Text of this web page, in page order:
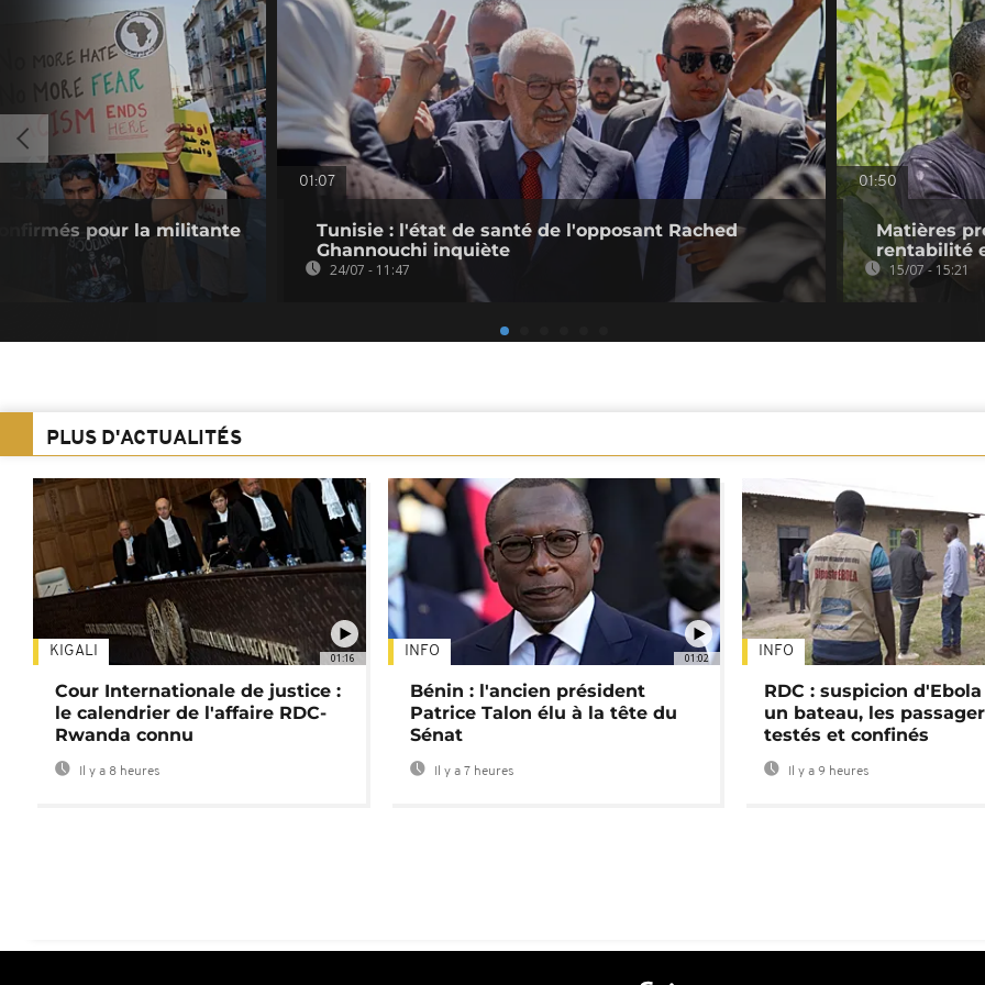
pour la militante
01:07
Tunisie : l'état de santé de l'opposant Rached
Ghannouchi inquiète
24/07 - 11:47
01:50
Matières
rentabilité
15/07 - 15:21
PLUS D'ACTUALITÉS
01:16
KIGALI
Cour Internationale de justice :
le calendrier de l'affaire RDC-
Rwanda connu
Il y a 8 heures
01:02
INFO
Bénin : l'ancien président
Patrice Talon élu à la tête du
Sénat
Il y a 7 heures
INFO
RDC : suspicion
un bateau, les
testés et confinés
Il y a 9 heures